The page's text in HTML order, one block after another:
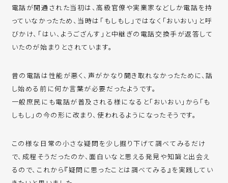
電話が開通された当初は、高級官僚や実業家などしか電話を持
っていなかったため、当時は「もしもし」ではなく「おいおい」と呼
びかけ、「はい、ようござんす」と中継ぎの電話交換手が返答して
いたのが始まりとされています。
昔の電話は性能が悪く、声がかなり聞き取れなかったために、話
し始める前に何か言葉が必要だったようです。
一般庶民にも電話が普及される様になると「おいおい」から「も
しもし」の今の形に改まり、使われるようになったそうです。
この様な日常の小さな疑問を少し掘り下げて調べてみるだけ
で、成程そうだったのか、面白いなと思える発見や知識と出会え
るので、これから『疑問に思ったことは調べてみる』を実践してい